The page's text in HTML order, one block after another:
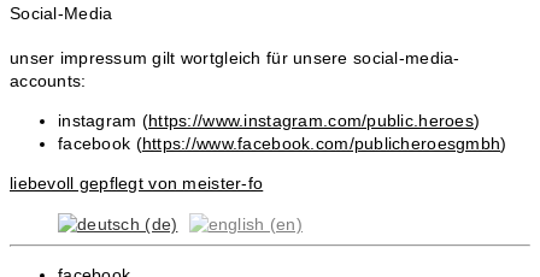
Social-Media
unser impressum gilt wortgleich für unsere social-media-
accounts:
instagram (https://www.instagram.com/public.heroes)
facebook (https://www.facebook.com/publicheroesgmbh)
liebevoll gepflegt von meister-fo